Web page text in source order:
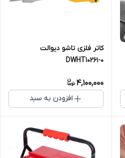
کاتر فلزی تاشو دیوالت
DWHT10261-0
4,100,000
افزودن به سبد